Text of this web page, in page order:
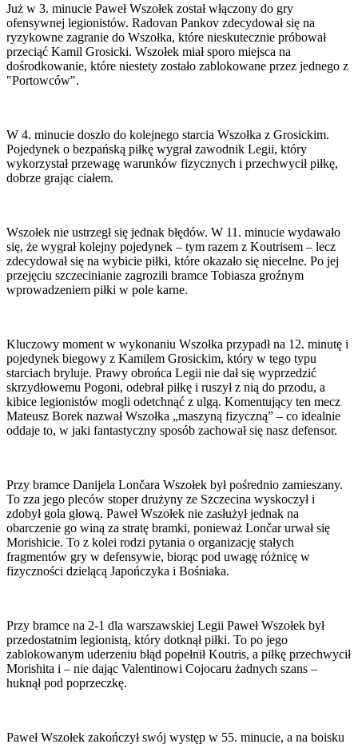
Już w 3. minucie Paweł Wszołek został włączony do gry
ofensywnej legionistów. Radovan Pankov zdecydował się na
ryzykowne zagranie do Wszołka, które nieskutecznie próbował
przeciąć Kamil Grosicki. Wszołek miał sporo miejsca na
dośrodkowanie, które niestety zostało zablokowane przez jednego z
"Portowców".
W 4. minucie doszło do kolejnego starcia Wszołka z Grosickim.
Pojedynek o bezpańską piłkę wygrał zawodnik Legii, który
wykorzystał przewagę warunków fizycznych i przechwycił piłkę,
dobrze grając ciałem.
Wszołek nie ustrzegł się jednak błędów. W 11. minucie wydawało
się, że wygrał kolejny pojedynek – tym razem z Koutrisem – lecz
zdecydował się na wybicie piłki, które okazało się niecelne. Po jej
przejęciu szczecinianie zagrozili bramce Tobiasza groźnym
wprowadzeniem piłki w pole karne.
Kluczowy moment w wykonaniu Wszołka przypadł na 12. minutę i
pojedynek biegowy z Kamilem Grosickim, który w tego typu
starciach bryluje. Prawy obrońca Legii nie dał się wyprzedzić
skrzydłowemu Pogoni, odebrał piłkę i ruszył z nią do przodu, a
kibice legionistów mogli odetchnąć z ulgą. Komentujący ten mecz
Mateusz Borek nazwał Wszołka „maszyną fizyczną” – co idealnie
oddaje to, w jaki fantastyczny sposób zachował się nasz defensor.
Przy bramce Danijela Lončara Wszołek był pośrednio zamieszany.
To zza jego pleców stoper drużyny ze Szczecina wyskoczył i
zdobył gola głową. Paweł Wszołek nie zasłużył jednak na
obarczenie go winą za stratę bramki, ponieważ Lončar urwał się
Morishicie. To z kolei rodzi pytania o organizację stałych
fragmentów gry w defensywie, biorąc pod uwagę różnicę w
fizyczności dzielącą Japończyka i Bośniaka.
Przy bramce na 2-1 dla warszawskiej Legii Paweł Wszołek był
przedostatnim legionistą, który dotknął piłki. To po jego
zablokowanym uderzeniu błąd popełnił Koutris, a piłkę przechwycił
Morishita i – nie dając Valentinowi Cojocaru żadnych szans –
huknął pod poprzeczkę.
Paweł Wszołek zakończył swój występ w 55. minucie, a na boisku